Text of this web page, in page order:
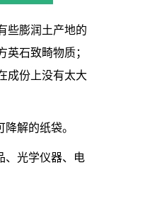
些膨润土产地的
石致畸物质；
成份上没有太大
解的纸袋。
、光学仪器、电